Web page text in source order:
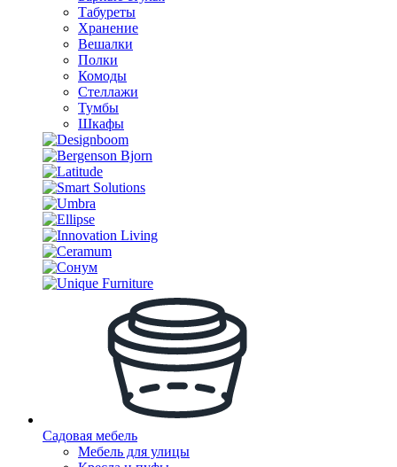
Табуреты
Хранение
Вешалки
Полки
Комоды
Стеллажи
Тумбы
Шкафы
Садовая мебель
Мебель для улицы